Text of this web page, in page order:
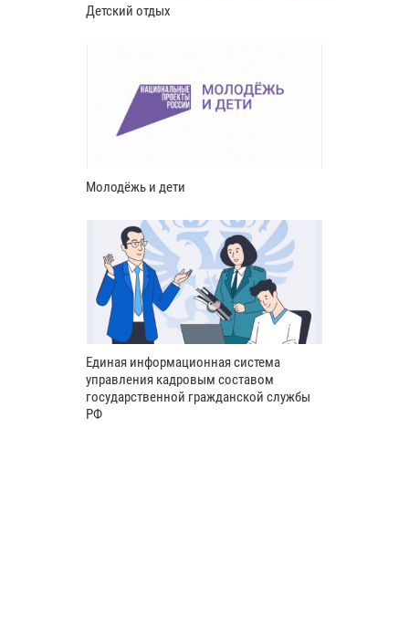
Детский отдых
Молодёжь и дети
Единая информационная система
управления кадровым составом
государственной гражданской службы
РФ